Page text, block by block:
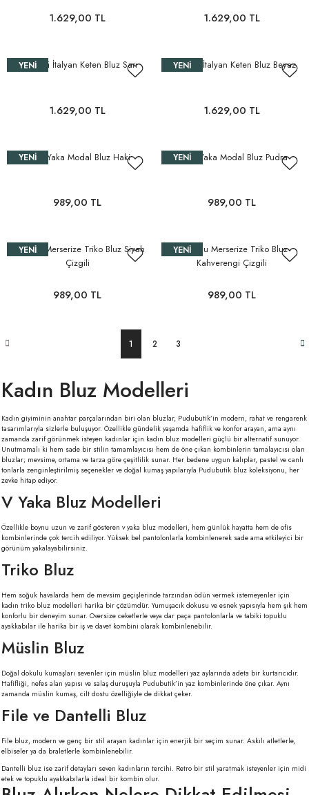
1.629,00 TL 1.629,00 TL
YENI
Düğmeli İtalyan Keten Bluz Sarı
1.629,00 TL
YENI
Düğmeli İtalyan Keten Bluz Beyaz
1.629,00 TL
YENI
Kayık Yaka Modal Bluz Haki
989,00 TL
YENI
Kayık Yaka Modal Bluz Pudra
989,00 TL
YENI
Pamuklu Merserize Triko Bluz Siyah
Çizgili
989,00 TL
YENI
Pamuklu Merserize Triko Bluz
Kahverengi Çizgili
989,00 TL
1 2 3
Kadın Bluz Modelleri
Kadın giyiminin anahtar parçalarından biri olan bluzlar, Pudubutik’in modern, rahat ve rengarenk
tasarımlarıyla sizlerle buluşuyor. Özellikle gündelik yaşamda hafiflik ve konfor arayan, ama aynı
zamanda zarif görünmek isteyen kadınlar için kadın bluz modelleri güçlü bir alternatif sunuyor.
Unutmamalı ki hem sade bir stilin tamamlayıcısı hem de öne çıkan kombinlerin tamalayıcısı olan
bluzlar; mevsime, ortama ve tarza göre çeşitlilik sunar. Her bedene uygun kalıplar, pastel ve canlı
tonlarla zenginleştirilmiş seçenekler ve doğal kumaş yapılarıyla Pudubutik bluz koleksiyonu, her
zevke hitap ediyor.
V Yaka Bluz Modelleri
Özellikle boynu uzun ve zarif gösteren v yaka bluz modelleri, hem günlük hayatta hem de ofis
kombinlerinde çok tercih ediliyor. Yüksek bel pantolonlarla kombinlenerek sade ama etkileyici bir
görünüm yakalayabilirsiniz.
Triko Bluz
Hem soğuk havalarda hem de mevsim geçişlerinde tarzından ödün vermek istemeyenler için
kadın triko bluz modelleri harika bir çözümdür. Yumuşacık dokusu ve esnek yapısıyla hem şık hem
konforlu bir deneyim sunar. Oversize ceketlerle veya dar paça pantolonlarla ve tabiki topuklu
ayakkabılar ile harika bir iş ve davet kombini olarak kombinlenebilir.
Müslin Bluz
Doğal dokulu kumaşları sevenler için müslin bluz modelleri yaz aylarında adeta bir kurtarıcıdır.
Hafifliği, nefes alan yapısı ve salaş duruşuyla Pudubutik’in yaz kombinlerinde öne çıkar. Aynı
zamanda müslin kumaş, cilt dostu özelliğiyle de dikkat çeker.
File ve Dantelli Bluz
File bluz, modern ve genç bir stil arayan kadınlar için enerjik bir seçim sunar. Askılı atletlerle,
elbiseler ya da braletlerle kombinlenebilir.
Dantelli bluz ise zarif detayları seven kadınların tercihi. Retro bir stil yaratmak isteyenler için midi
etek ve topuklu ayakkabılarla ideal bir kombin olur.